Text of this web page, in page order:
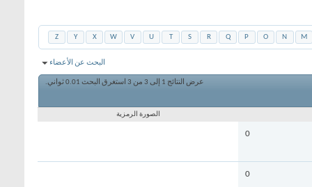
M
N
O
P
Q
R
S
T
U
V
W
X
Y
Z
البحث عن الأعضاء
عرض النتائج 1 إلى 3 من 3 استغرق البحث 0.01ثواني.
الصورة الرمزية
0
0